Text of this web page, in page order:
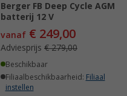
Berger FB Deep Cycle AGM
batterij 12 V
vanaf € 249,00
Adviesprijs € 279,00
Beschikbaar
Filiaalbeschikbaarheid: Filiaal
instellen